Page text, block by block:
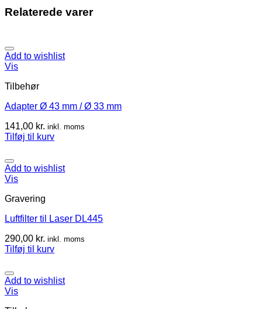
Relaterede varer
Add to wishlist
Vis
Tilbehør
Adapter Ø 43 mm / Ø 33 mm
141,00 kr. inkl. moms
Tilføj til kurv
Add to wishlist
Vis
Gravering
Luftfilter til Laser DL445
290,00 kr. inkl. moms
Tilføj til kurv
Add to wishlist
Vis